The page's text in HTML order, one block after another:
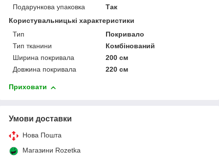
Подарункова упаковка
Так
Користувальницькі характеристики
Тип
Покривало
Тип тканини
Комбінований
Ширина покривала
200 см
Довжина покривала
220 см
Приховати
Умови доставки
Нова Пошта
Магазини Rozetka